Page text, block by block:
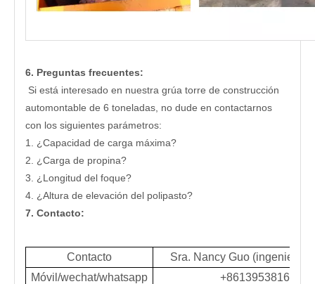
6. Preguntas frecuentes:
Si está interesado en nuestra grúa torre de construcción
automontable de 6 toneladas, no dude en contactarnos
con los siguientes parámetros:
1. ¿Capacidad de carga máxima?
2. ¿Carga de propina?
3. ¿Longitud del foque?
4. ¿Altura de elevación del polipasto?
7. Contacto:
Contacto
Sra. Nancy Guo (ingeniera
Móvil/wechat/whatsapp
+8613953816256